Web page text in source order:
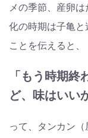
メの季節、産卵
化の時期は子亀と
ことを伝えると、
「もう時期
ど、味はいい
って、タンカン